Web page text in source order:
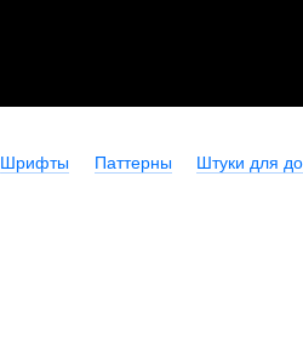
Шрифты Паттерны Штуки для